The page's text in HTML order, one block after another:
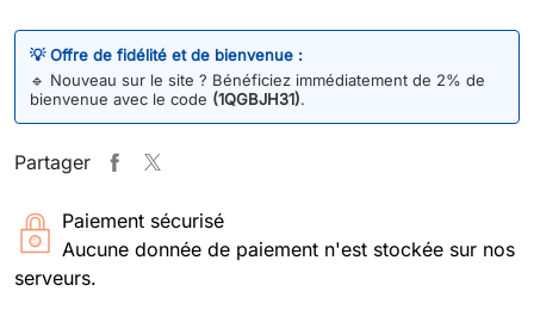
💡 Offre de fidélité et de bienvenue :
🔹 Nouveau sur le site ? Bénéficiez immédiatement de 2% de
bienvenue avec le code (1QGBJH31).
Partager
Paiement sécurisé
Aucune donnée de paiement n'est stockée sur nos
serveurs.